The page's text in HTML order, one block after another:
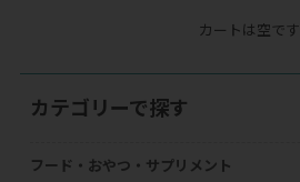
カートは空です
カテゴリーで探す
フード・おやつ・サプリメント